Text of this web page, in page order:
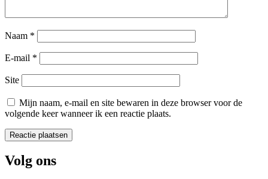
Naam *
E-mail *
Site
Mijn naam, e-mail en site bewaren in deze browser voor de
volgende keer wanneer ik een reactie plaats.
Volg ons